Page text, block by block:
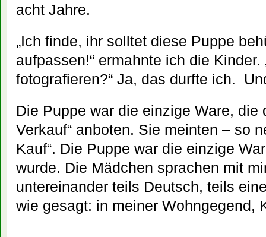
acht Jahre.
„Ich finde, ihr solltet diese Puppe
aufpassen!“ ermahnte ich die Kinder.
fotografieren?“ Ja, das durfte ich.
Die Puppe war die einzige Ware, die
Verkauf“ anboten. Sie meinten – so
Kauf“. Die Puppe war die einzige
wurde. Die Mädchen sprachen mit
untereinander teils Deutsch, teils
wie gesagt: in meiner Wohngegend,